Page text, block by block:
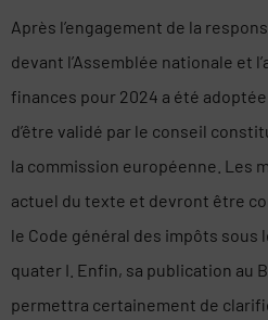
Après l’engagement de la
devant l’Assemblée nationale et
finances pour 2024 a été
d’être validé par le conseil
la commission européenne. Les
actuel du texte et devront être
le Code général des impôts sous
quater I. Enfin, sa publication au
permettra certainement de